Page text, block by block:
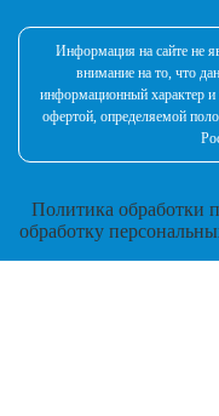
Информация на сайте не
внимание на то, что
информационный характер и
офертой, определяемой
Политика обработки
обработку